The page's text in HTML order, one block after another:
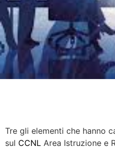
Tre gli elementi che hanno
sul CCNL Area Istruzione e